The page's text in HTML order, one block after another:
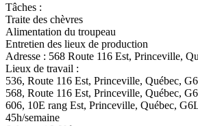
Tâches :
Traite des chèvres
Alimentation du troupeau
Entretien des lieux de production
Adresse : 568 Route 116 Est, Princeville,
Lieux de travail :
536, Route 116 Est, Princeville, Québec,
568, Route 116 Est, Princeville, Québec,
606, 10E rang Est, Princeville, Québec,
45h/semaine